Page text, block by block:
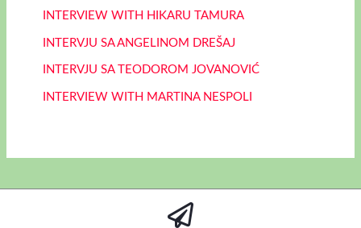
INTERVIEW WITH HIKARU TAMURA
INTERVJU SA ANGELINOM DREŠAJ
INTERVJU SA TEODOROM JOVANOVIĆ
INTERVIEW WITH MARTINA NESPOLI